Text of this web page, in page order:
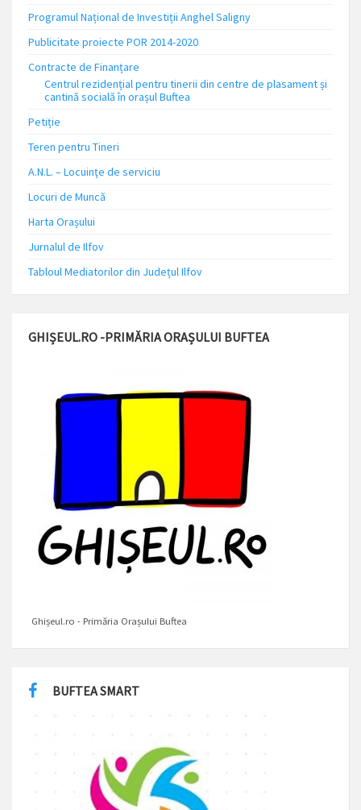
Programul Național de Investiții Anghel Saligny
Publicitate proiecte POR 2014-2020
Contracte de Finanțare
Centrul rezidențial pentru tinerii din centre de plasament și
cantină socială în orașul Buftea
Petiție
Teren pentru Tineri
A.N.L. – Locuinţe de serviciu
Locuri de Muncă
Harta Orașului
Jurnalul de Ilfov
Tabloul Mediatorilor din Județul Ilfov
GHIȘEUL.RO -PRIMĂRIA ORAȘULUI BUFTEA
Ghișeul.ro - Primăria Orașului Buftea
BUFTEA SMART